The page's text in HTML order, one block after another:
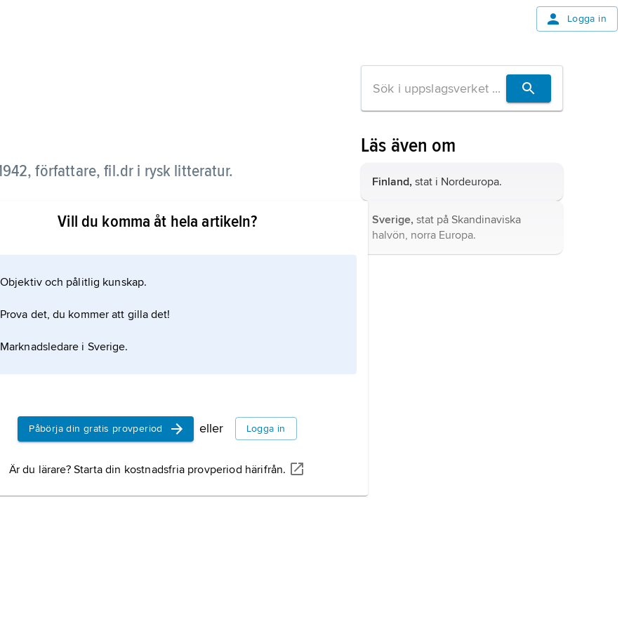
Logga in
författare, fil.dr i rysk litteratur.
generationers kvinnor. Ett återkommande tema
hjälp rekonstruera ett förflutet, som i
Vill du komma åt hela artikeln?
Objektiv och pålitlig kunskap.
Prova det, du kommer att gilla det!
Marknadsledare i Sverige.
Påbörja din gratis provperiod eller Logga in
Är du lärare? Starta din kostnadsfria provperiod härifrån.
Läs även om
Finland, stat i Nordeuropa.
Sverige, stat på Skandinaviska
halvön, norra Europa.